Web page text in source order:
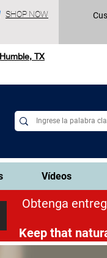
SHOP NOW
TX
Vídeos
Keep that
Obtenga